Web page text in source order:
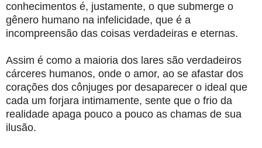
conhecimentos é, justamente, o que submerge o
gênero humano na infelicidade, que é a
incompreensão das coisas verdadeiras e eternas.
Assim é como a maioria dos lares são verdadeiros
cárceres humanos, onde o amor, ao se afastar dos
corações dos cônjuges por desaparecer o ideal que
cada um forjara intimamente, sente que o frio da
realidade apaga pouco a pouco as chamas de sua
ilusão.